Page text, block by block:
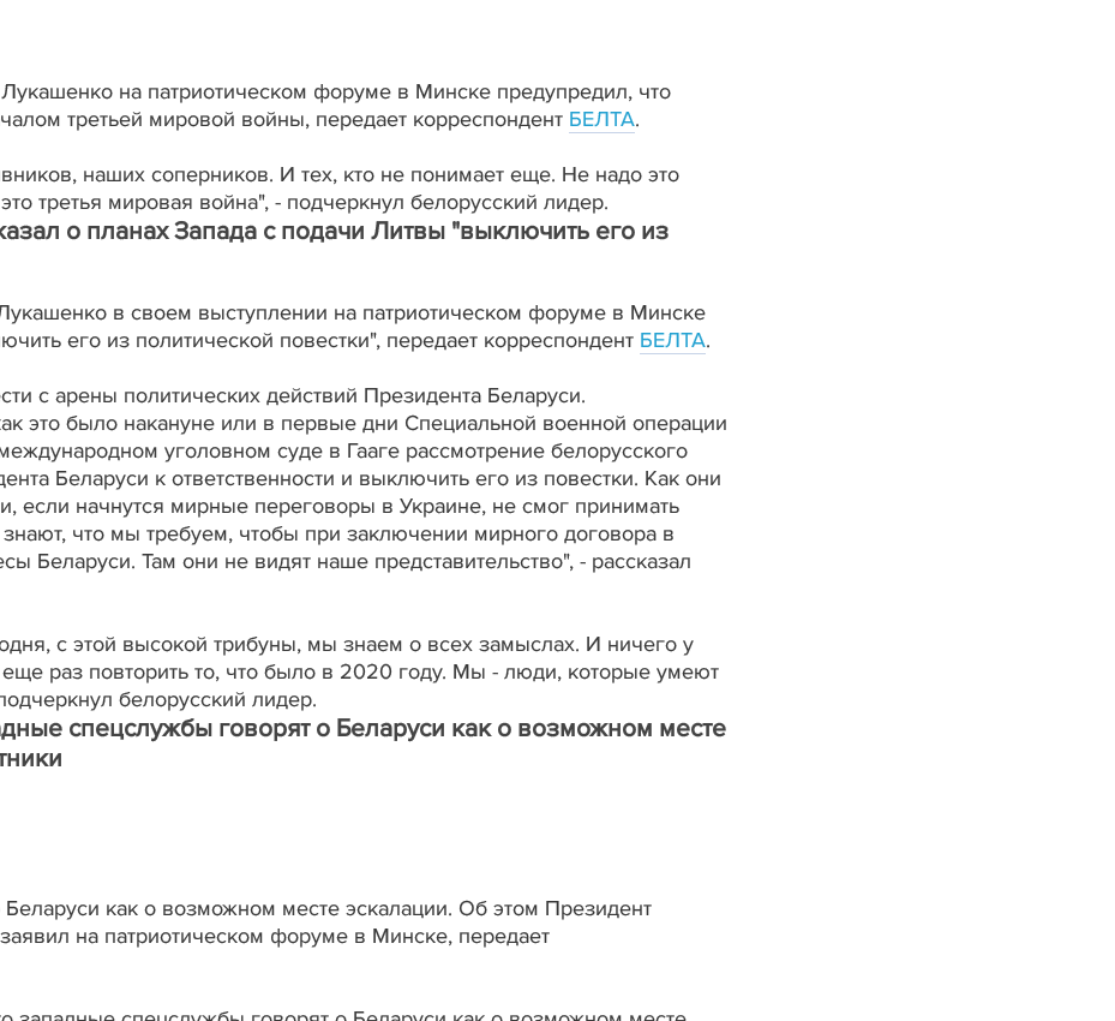
на патриотическом форуме в Минске предупредил, что
третьей мировой войны, передает корреспондент БЕЛТА.
наших соперников. И тех, кто не понимает еще. Не надо это
третья мировая война", - подчеркнул белорусский лидер.
о планах Запада с подачи Литвы "выключить его из
в своем выступлении на патриотическом форуме в Минске
его из политической повестки", передает корреспондент БЕЛТА.
с арены политических действий Президента Беларуси.
это было накануне или в первые дни Специальной военной операции
уголовном суде в Гааге рассмотрение белорусского
Беларуси к ответственности и выключить его из повестки. Как они
если начнутся мирные переговоры в Украине, не смог принимать
что мы требуем, чтобы при заключении мирного договора в
Беларуси. Там они не видят наше представительство", - рассказал
с этой высокой трибуны, мы знаем о всех замыслах. И ничего у
раз повторить то, что было в 2020 году. Мы - люди, которые умеют
белорусский лидер.
спецслужбы говорят о Беларуси как о возможном месте
как о возможном месте эскалации. Об этом Президент
на патриотическом форуме в Минске, передает